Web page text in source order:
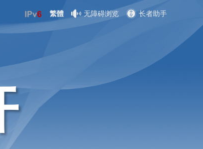
繁體 无障碍浏览 长者助手